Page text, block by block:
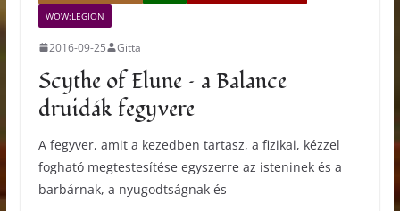
WOW:LEGION
2016-09-25 Gitta
Scythe of Elune – a Balance
druidák fegyvere
A fegyver, amit a kezedben tartasz, a fizikai, kézzel
fogható megtestesítése egyszerre az isteninek és a
barbárnak, a nyugodtságnak és